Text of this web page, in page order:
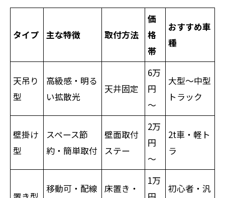
タイプ 主な特徴 取付方法
価
格
帯
おすすめ車
種
天吊り
型
高級感・明る
い拡散光
天井固定
6万
円
～
大型～中型
トラック
壁掛け
型
スペース節
約・簡単取付
壁面取付
ステー
2万
円
～
2t車・軽ト
ラ
移動可・配線
床置き・
1万
初心者・汎